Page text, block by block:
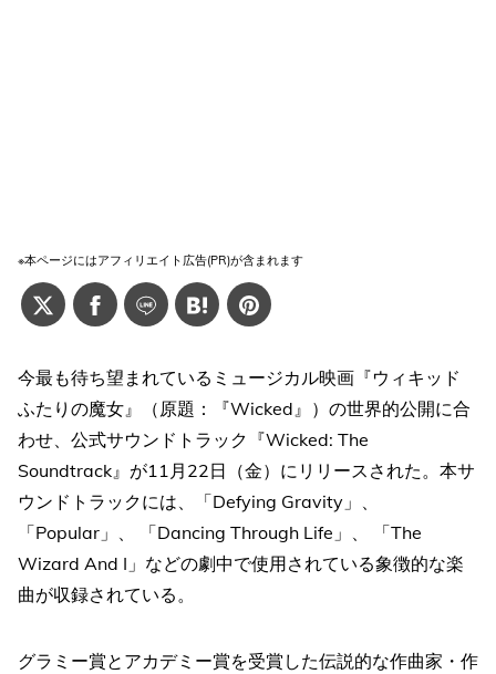
※本ページにはアフィリエイト広告(PR)が含まれます
今最も待ち望まれているミュージカル映画『ウィキッド
ふたりの魔女』（原題：『Wicked』）の世界的公開に合
わせ、公式サウンドトラック『Wicked: The
Soundtrack』が11月22日（金）にリリースされた。本サ
ウンドトラックには、「Defying Gravity」、
「Popular」、 「Dancing Through Life」、 「The
Wizard And I」などの劇中で使用されている象徴的な楽
曲が収録されている。
グラミー賞とアカデミー賞を受賞した伝説的な作曲家・作